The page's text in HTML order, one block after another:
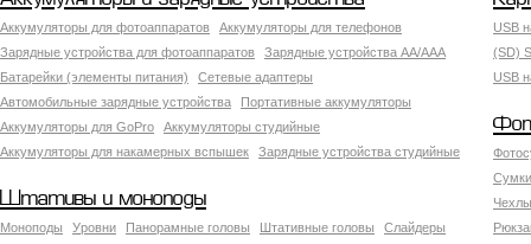
Аккумуляторы для фотоаппаратов
Аккумуляторы для телефонов
Зарядные устройства для фотоаппаратов
Зарядные устройства AA/AAA
Батарейки (элементы питания)
Сетевые адаптеры
Автомобильные зарядные устройства
Портативные аккумуляторы
Аккумуляторы для GoPro
Аккумуляторы студийные
Аккумуляторы для накамерных вспышек
Зарядные устройства студийные
USB
(SD)
USB
Штативы и моноподы
Моноподы Уровни Панорамные головы Штативные головы
Слайдеры